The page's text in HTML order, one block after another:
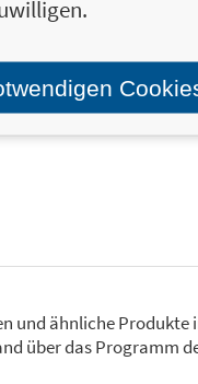
Jugendfreund
Dumbledore in einer
wurde. Ihr
und ähnliche
über das Programm